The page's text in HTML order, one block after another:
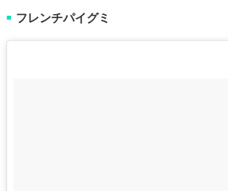
■ フレンチパイグミ